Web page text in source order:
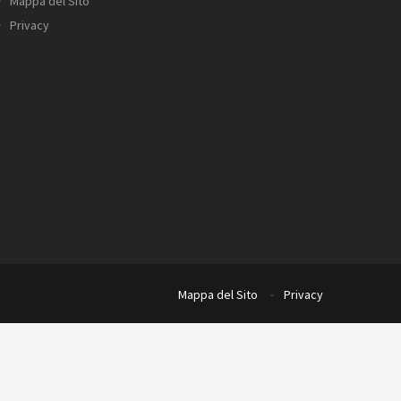
Privacy
Mappa del Sito Privacy